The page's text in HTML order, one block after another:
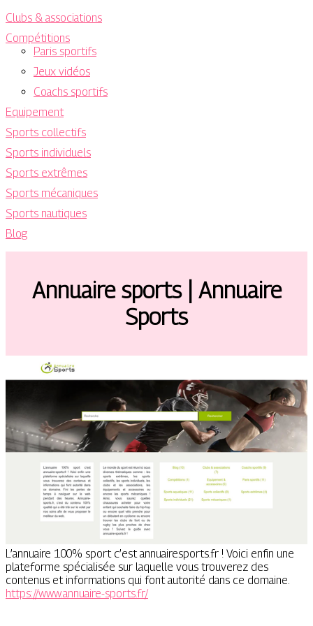
Clubs & associations
Compétitions
Paris sportifs
Jeux vidéos
Coachs sportifs
Equipement
Sports collectifs
Sports individuels
Sports extrêmes
Sports mécaniques
Sports nautiques
Blog
Annuaire sports | Annuaire
Sports
L’annuaire 100% sport c’est annuairesports.fr ! Voici enfin une
plateforme spécialisée sur laquelle vous trouverez des
contenus et informations qui font autorité dans ce domaine.
https://www.annuaire-sports.fr/